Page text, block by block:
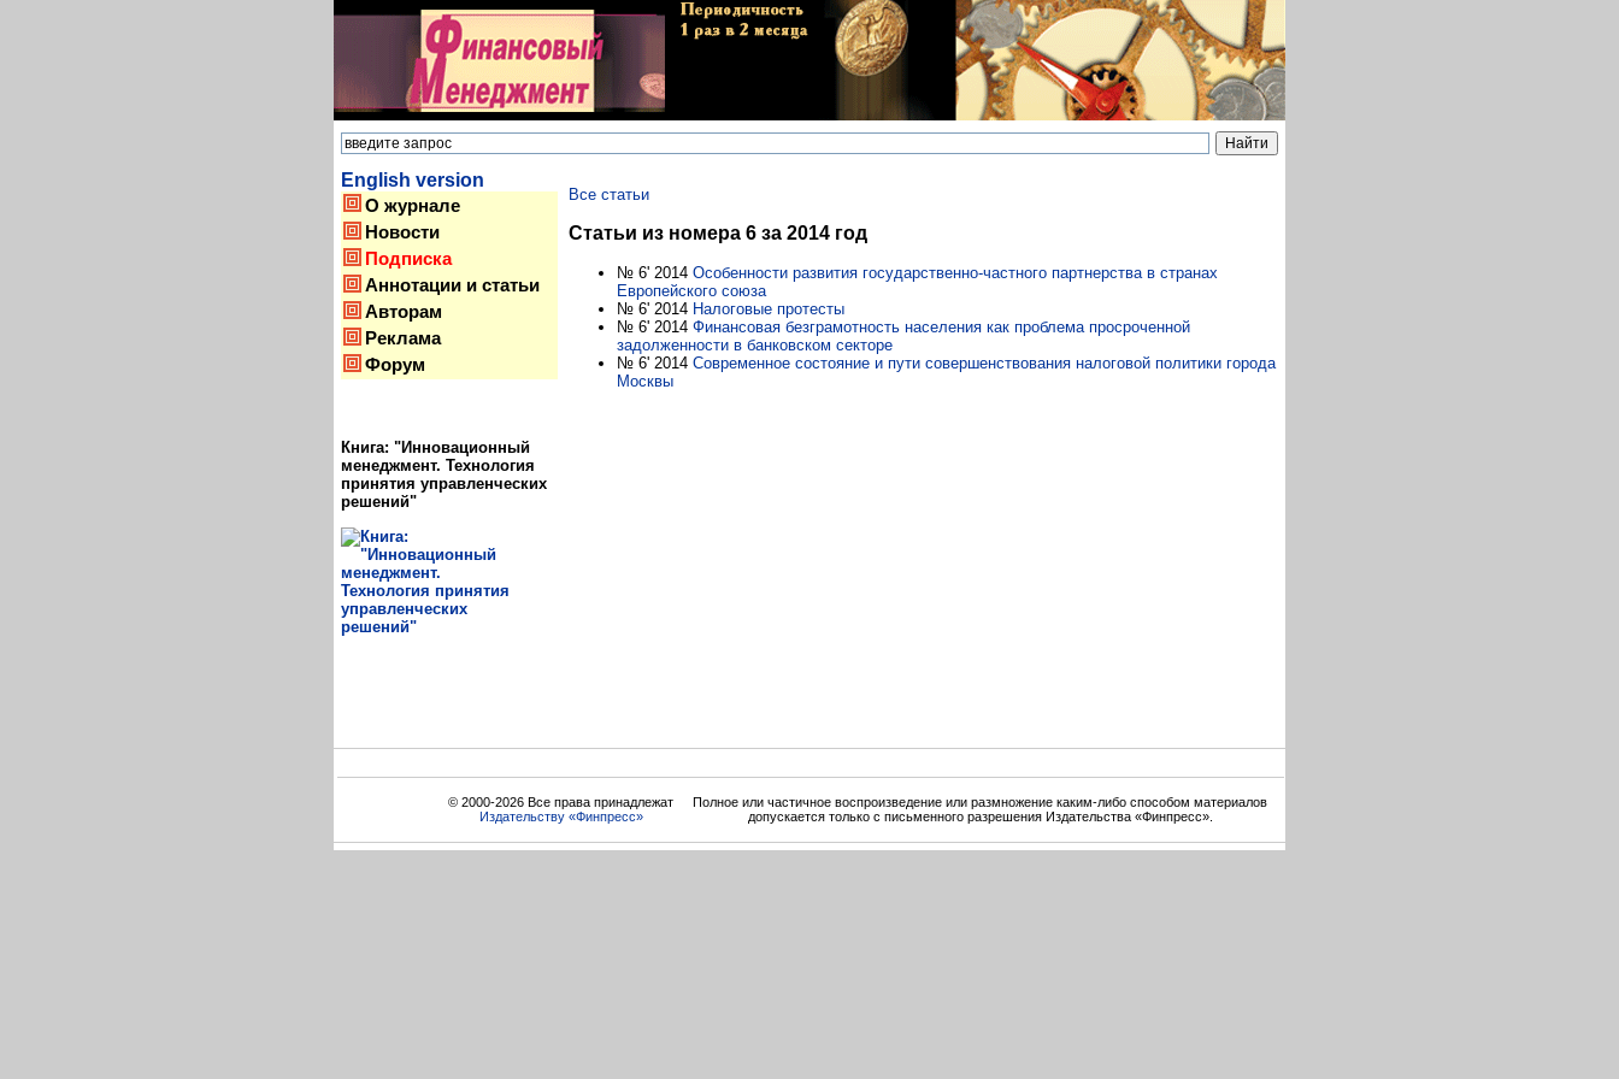
English version
О журнале
Новости
Подписка
Аннотации и статьи
Авторам
Реклама
Форум
Книга: "Инновационный
менеджмент. Технология
принятия управленческих
решений"
Все статьи
Статьи из номера 6 за 2014 год
№ 6' 2014 Особенности развития государственно-частного партнерства в странах
Европейского союза
№ 6' 2014 Налоговые протесты
№ 6' 2014 Финансовая безграмотность населения как проблема просроченной
задолженности в банковском секторе
№ 6' 2014 Современное состояние и пути совершенствования налоговой политики города
Москвы
© 2000-2026 Все права принадлежат
Издательству «Финпресс»
Полное или частичное воспроизведение или размножение каким-либо способом материалов
допускается только с письменного разрешения Издательства «Финпресс».